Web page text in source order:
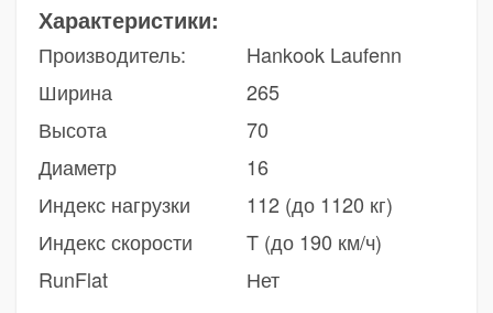
Характеристики:
Производитель:
Hankook Laufenn
Ширина
265
Высота
70
Диаметр
16
Индекс нагрузки
112 (до 1120 кг)
Индекс скорости
T (до 190 км/ч)
RunFlat
Нет